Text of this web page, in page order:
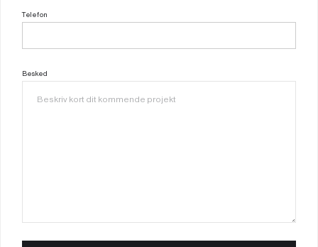
Telefon
Besked